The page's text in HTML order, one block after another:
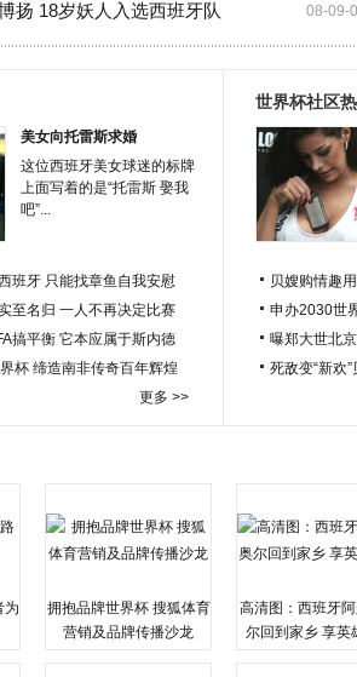
08-09-
扬 18岁妖人入选西班牙队
美女向托雷斯求婚
这位西班牙美女球迷的标牌
上面写着的是“托雷斯 娶我
吧”...
班牙 只能找章鱼自我安慰
至名归 一人不再决定比赛
搞平衡 它本应属于斯内德
杯 缔造南非传奇百年辉煌
更多 >>
世界杯社区
贝嫂购情趣
申办2030世
曝郑大世北
死敌变“新欢
为
拥抱品牌世界杯 搜狐体育
营销及品牌传播沙龙
高清图：西班牙
尔回到家乡 享英